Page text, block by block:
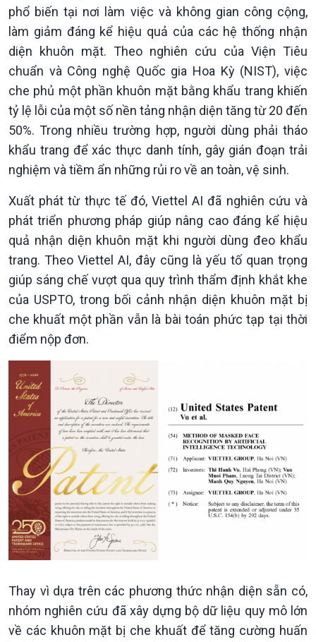
Kinh tế
Tin Kinh tế
Trước giờ mở cửa
Dòng chảy Kinh tế
Sức sống hàng Việt
Khởi nghiệp
Tuyên chiến với gian lận
thương mại
Nông nghiệp & Biển đảo
Tin Nông nghiệp & Biển
đảo
Mùa vàng
Biển đảo Việt Nam
Tâm tình biên giới và hải
đảo
Tìm hiểu biển, đảo Việt
Xã hội
Tin Đời sống & Xã hội
360 độ Sức khỏe
Chuyển đổi Xanh
Tài nguyên và Môi trường
Tin Khoa học & Công nghệ
Kết nối công nghệ
Sống chung với biến đổi
khí hậu
phổ biến tại nơi làm việc và không gian công cộng,
làm giảm đáng kể hiệu quả của các hệ thống nhận
diện khuôn mặt. Theo nghiên cứu của Viện Tiêu
chuẩn và Công nghệ Quốc gia Hoa Kỳ (NIST), việc
che phủ một phần khuôn mặt bằng khẩu trang khiến
tỷ lệ lỗi của một số nền tảng nhận diện tăng từ 20 đến
50%. Trong nhiều trường hợp, người dùng phải tháo
khẩu trang để xác thực danh tính, gây gián đoạn trải
nghiệm và tiềm ẩn những rủi ro về an toàn, vệ sinh.
Xuất phát từ thực tế đó, Viettel AI đã nghiên cứu và
phát triển phương pháp giúp nâng cao đáng kể hiệu
quả nhận diện khuôn mặt khi người dùng đeo khẩu
trang. Theo Viettel AI, đây cũng là yếu tố quan trọng
giúp sáng chế vượt qua quy trình thẩm định khắt khe
của USPTO, trong bối cảnh nhận diện khuôn mặt bị
che khuất một phần vẫn là bài toán phức tạp tại thời
điểm nộp đơn.
Thay vì dựa trên các phương thức nhận diện sẵn có,
nhóm nghiên cứu đã xây dựng bộ dữ liệu quy mô lớn
về các khuôn mặt bị che khuất để tăng cường huấn